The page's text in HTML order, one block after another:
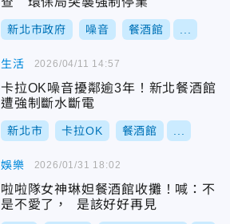
新北市政府 噪音 餐酒館
生活
卡拉OK噪音擾鄰逾3年！新北餐酒館
遭強制斷水斷電
新北市 卡拉OK 餐酒館
2026/04/11 14:57
娛樂
啦啦隊女神琳妲餐酒館收攤！喊：不
是不愛了， 是該好好再見
2026/01/31 18:02